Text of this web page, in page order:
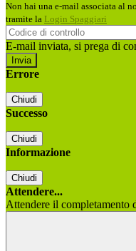
Non hai una e-mail associata al
tramite la Login Spaggiari
E-mail inviata, si prega di
Errore
Chiudi
Successo
Chiudi
Informazione
Chiudi
Attendere...
Attendere il completamento